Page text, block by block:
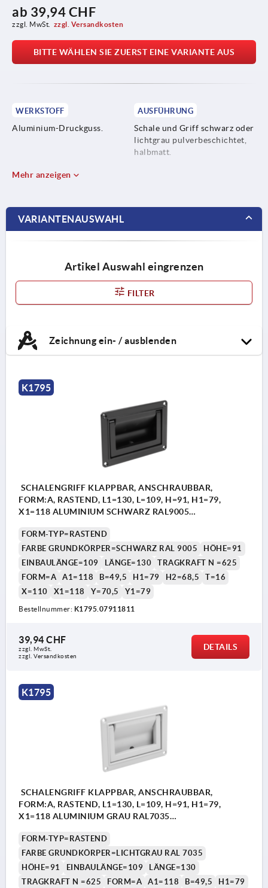
ab 39,94 CHF
zzgl. MwSt. zzgl. Versandkosten
BITTE WÄHLEN SIE ZUERST EINE VARIANTE AUS
WERKSTOFF
Aluminium-Druckguss.
AUSFÜHRUNG
Schale und Griff schwarz oder
lichtgrau pulverbeschichtet,
halbmatt.
Mehr anzeigen
VARIANTENAUSWAHL
Artikel Auswahl eingrenzen
FILTER
Zeichnung ein- / ausblenden
1) für Senkschrauben M4
K1795
SCHALENGRIFF KLAPPBAR, ANSCHRAUBBAR,
FORM:A, RASTEND, L1=130, L=109, H=91, H1=79,
X1=118 ALUMINIUM SCHWARZ RAL9005
FORM-TYP=RASTEND
FARBE GRUNDKÖRPER=SCHWARZ RAL 9005
HÖHE=91
EINBAULÄNGE=109
LÄNGE=130
TRAGKRAFT N =625
FORM=A
A1=118 B=49,5 H1=79 H2=68,5
T=16
X=110
X1=118 Y=70,5 Y1=79
Bestellnummer: K1795.07911811
39,94 CHF
zzgl. MwSt.
zzgl. Versandkosten
DETAILS
K1795
SCHALENGRIFF KLAPPBAR, ANSCHRAUBBAR,
FORM:A, RASTEND, L1=130, L=109, H=91, H1=79,
X1=118 ALUMINIUM GRAU RAL7035
FORM-TYP=RASTEND
FARBE GRUNDKÖRPER=LICHTGRAU RAL 7035
HÖHE=91
EINBAULÄNGE=109
LÄNGE=130
TRAGKRAFT N =625
FORM=A A1=118 B=49,5 H1=79